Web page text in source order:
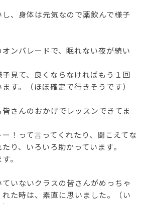
、身体は元気なので薬飲んで様子
ンパレードで、眠れない夜が続い
見て、良くならなければもう１回
す。（ほぼ確定で行きそうです）
さんのおかげでレッスンできてま
！って言ってくれたり、聞こえてな
り、いろいろ助かっています。
。
いないクラスの皆さんがめっちゃ
た時は、素直に思いました。（い